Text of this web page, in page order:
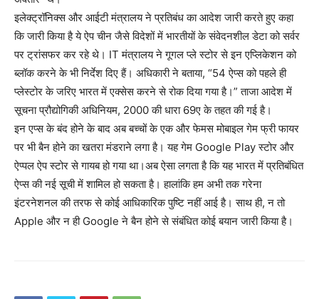
इलेक्ट्रॉनिक्स और आईटी मंत्रालय ने प्रतिबंध का आदेश जारी करते हुए कहा
कि जारी किया है ये ऐप चीन जैसे विदेशों में भारतीयों के संवेदनशील डेटा को सर्वर
पर ट्रांसफर कर रहे थे। IT मंत्रालय ने गूगल प्ले स्टोर से इन एप्लिकेशन को
ब्लॉक करने के भी निर्देश दिए हैं। अधिकारी ने बताया, “54 ऐप्स को पहले ही
प्लेस्टोर के जरिए भारत में एक्सेस करने से रोक दिया गया है।” ताजा आदेश में
सूचना प्रौद्योगिकी अधिनियम, 2000 की धारा 69ए के तहत की गई है।
इन एप्स के बंद होने के बाद अब बच्चों के एक और फेमस मोबाइल गेम फ्री फायर
पर भी बैन होने का खतरा मंडराने लगा है। यह गेम Google Play स्टोर और
ऐप्पल ऐप स्टोर से गायब हो गया था।अब ऐसा लगता है कि यह भारत में प्रतिबंधित
ऐप्स की नई सूची में शामिल हो सकता है। हालांकि हम अभी तक गरेना
इंटरनेशनल की तरफ से कोई आधिकारिक पुष्टि नहीं आई है। साथ ही, न तो
Apple और न ही Google ने बैन होने से संबंधित कोई बयान जारी किया है।